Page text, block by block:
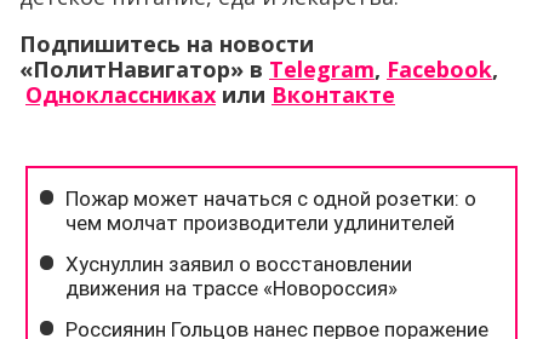
Подпишитесь на новости
«ПолитНавигатор» в Telegram, Facebook,
Одноклассниках или Вконтакте